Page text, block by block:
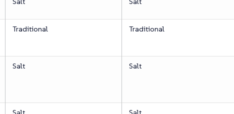
Traditional Traditional
Salt Salt